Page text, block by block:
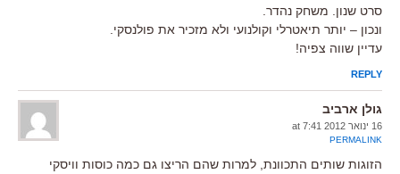
סרט שנון. משחק נהדר.
ונכון – יותר תיאטרלי וקולנועי ולא מזכיר את פולנסקי.
עדיין שווה צפיה!
REPLY
גולן ארביב
16 ינואר 2012 at 7:41
PERMALINK
הזוגות שותים התכוונת, למרות שהם הריצו גם כמה כוסות וויסקי